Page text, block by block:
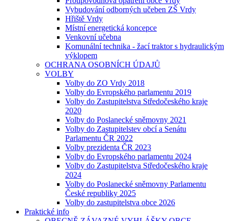
Vybudování odborných učeben ZŠ Vrdy
Hřiště Vrdy
Místní energetická koncepce
Venkovní učebna
Komunální technika - žací traktor s hydraulickým
výklopem
OCHRANA OSOBNÍCH ÚDAJŮ
VOLBY
Volby do ZO Vrdy 2018
Volby do Evropského parlamentu 2019
Volby do Zastupitelstva Středočeského kraje
2020
Volby do Poslanecké sněmovny 2021
Volby do Zastupitelstev obcí a Senátu
Parlamentu ČR 2022
Volby prezidenta ČR 2023
Volby do Evropského parlamentu 2024
Volby do Zastupitelstva Středočeského kraje
2024
Volby do Poslanecké sněmovny Parlamentu
České republiky 2025
Volby do zastupitelstva obce 2026
Praktické info